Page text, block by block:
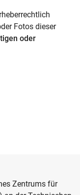
Fotos dieser
oder
Zentrums für